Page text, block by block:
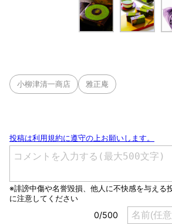
小柳津清一商店 雅正庵